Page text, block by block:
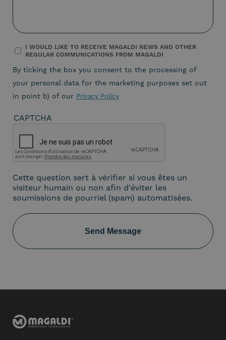
I WOULD LIKE TO RECEIVE MAGALDI NEWS AND OTHER
REGULAR COMMUNICATIONS FROM MAGALDI
By ticking the box you consent to the processing of
your personal data for the marketing purposes set out
in point b) of our Privacy Policy
CAPTCHA
Cette question sert à vérifier si vous êtes un
visiteur humain ou non afin d'éviter les
soumissions de pourriel (spam) automatisées.